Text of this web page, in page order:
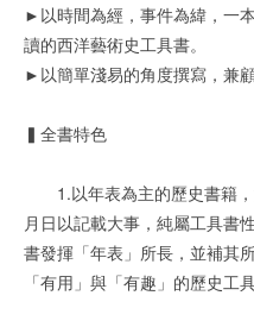
►以時間為經，事件為緯，一
讀的西洋藝術史工具書。
►以簡單淺易的角度撰寫，兼
▍全書特色
1.以年表為主的歷史書籍，
月日以記載大事，純屬工具書
書發揮「年表」所長，並補其
「有用」與「有趣」的歷史工具